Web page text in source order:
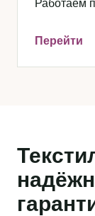
Работаем
Перейти